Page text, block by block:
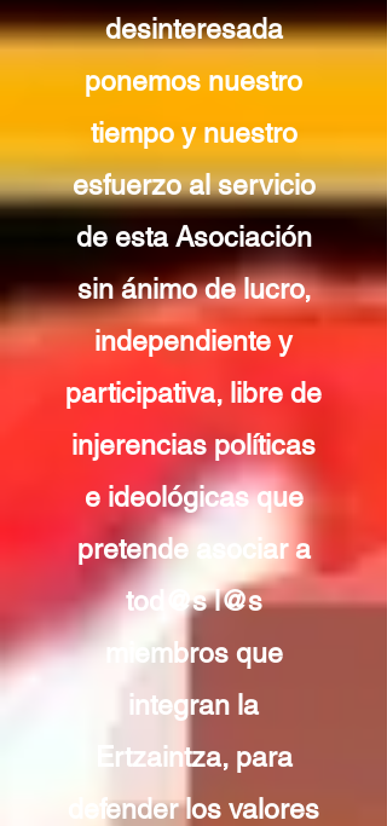
desinteresada
ponemos nuestro
tiempo y nuestro
esfuerzo al servicio
de esta Asociación
sin ánimo de lucro,
independiente y
participativa, libre de
injerencias políticas
e ideológicas que
pretende asociar a
tod@s l@s
miembros que
integran la
Ertzaintza, para
defender los valores